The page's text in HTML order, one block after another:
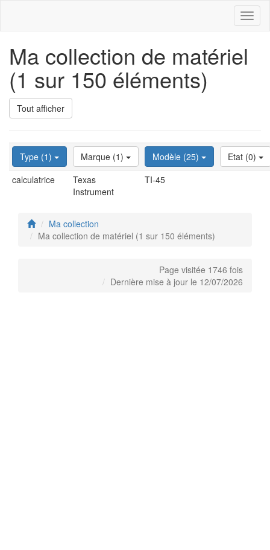
Ma collection de matériel
(1 sur 150 éléments)
Tout afficher
Type (1) Marque (1) Modèle (25)
Etat (0)
calculatrice
Texas
Instrument
TI-45
Ma collection
Ma collection de matériel (1 sur 150 éléments)
Page visitée 1746 fois
Dernière mise à jour le 12/07/2026